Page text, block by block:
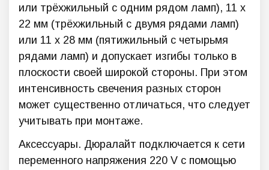
или трёхжильный с одним рядом ламп), 11 х
22 мм (трёхжильный с двумя рядами ламп)
или 11 х 28 мм (пятижильный с четырьмя
рядами ламп) и допускает изгибы только в
плоскости своей широкой стороны. При этом
интенсивность свечения разных сторон
может существенно отличаться, что следует
учитывать при монтаже.
Аксессуары. Дюралайт подключается к сети
переменного напряжения 220 V с помощью